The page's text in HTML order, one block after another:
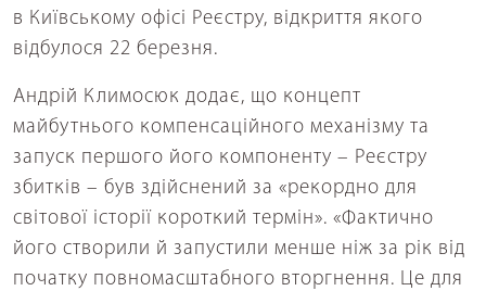
в Київському офісі Реєстру, відкриття якого
відбулося 22 березня.
Андрій Климосюк додає, що концепт
майбутнього компенсаційного механізму та
запуск першого його компоненту – Реєстру
збитків – був здійснений за «рекордно для
світової історії короткий термін». «Фактично
його створили й запустили менше ніж за рік від
початку повномасштабного вторгнення. Це для